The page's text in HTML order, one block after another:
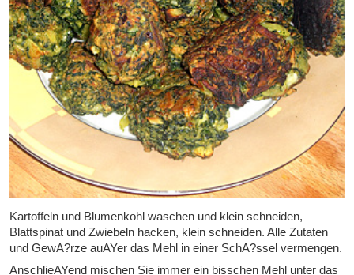
Kartoffeln und Blumenkohl waschen und klein schneiden,
Blattspinat und Zwiebeln hacken, klein schneiden. Alle Zutaten
und GewA?rze auAYer das Mehl in einer SchA?ssel vermengen.
AnschlieAYend mischen Sie immer ein bisschen Mehl unter das